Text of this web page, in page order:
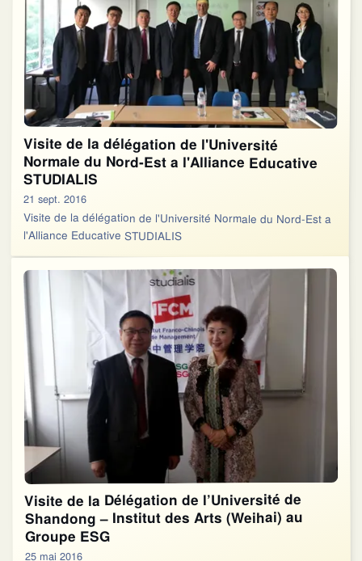
Visite de la délégation de l'Université
Normale du Nord-Est a l'Alliance Educative
STUDIALIS
21 sept. 2016
Visite de la délégation de l'Université Normale du Nord-Est a
l'Alliance Educative STUDIALIS
Visite de la Délégation de l’Université de
Shandong – Institut des Arts (Weihai) au
Groupe ESG
25 mai 2016